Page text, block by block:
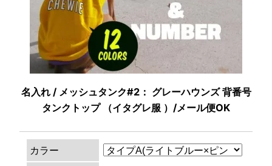
名入れ / メッシュタンク#2： グレーハウンズ 背番号
タンクトップ （イタグレ服 ）/メール便OK
カラー